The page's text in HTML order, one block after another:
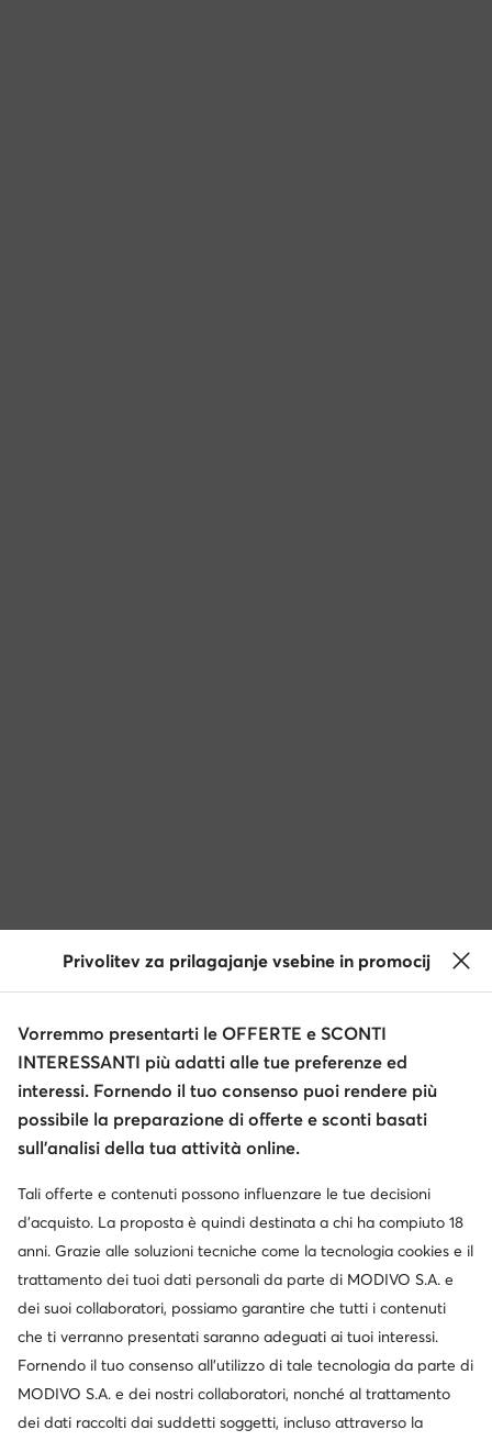
Privolitev za prilagajanje vsebine in promocij
Vorremmo presentarti le OFFERTE e SCONTI
INTERESSANTI più adatti alle tue preferenze ed
interessi. Fornendo il tuo consenso puoi rendere più
possibile la preparazione di offerte e sconti basati
sull’analisi della tua attività online.
Tali offerte e contenuti possono influenzare le tue decisioni
d’acquisto. La proposta è quindi destinata a chi ha compiuto 18
anni. Grazie alle soluzioni tecniche come la tecnologia cookies e il
trattamento dei tuoi dati personali da parte di MODIVO S.A. e
dei suoi collaboratori, possiamo garantire che tutti i contenuti
che ti verranno presentati saranno adeguati ai tuoi interessi.
Fornendo il tuo consenso all’utilizzo di tale tecnologia da parte di
MODIVO S.A. e dei nostri collaboratori, nonché al trattamento
dei dati raccolti dai suddetti soggetti, incluso attraverso la